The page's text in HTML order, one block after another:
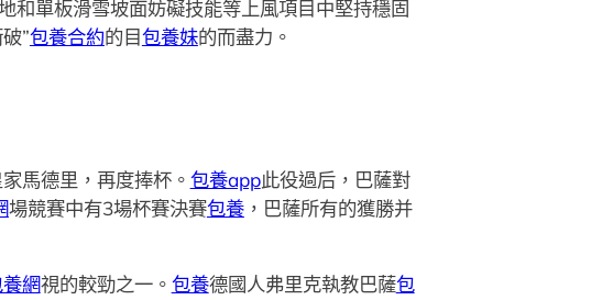
和單板滑雪坡面妨礙技能等上風項目中堅持穩固
”包養合約的目包養妹的而盡力。
馬德里，再度捧杯。 包養app此役過后，巴薩對
場競賽中有3場杯賽決賽包養，巴薩所有的獲勝并
網視的較勁之一。 包養德國人弗里克執教巴薩包